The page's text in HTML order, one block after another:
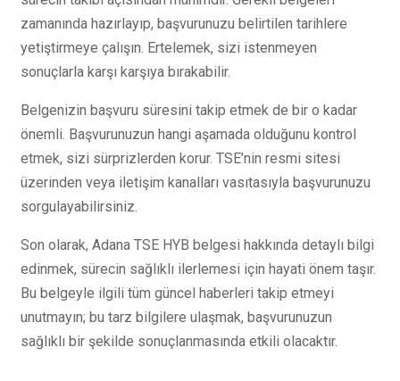
zamanında hazırlayıp, başvurunuzu belirtilen tarihlere
yetiştirmeye çalışın. Ertelemek, sizi istenmeyen
sonuçlarla karşı karşıya bırakabilir.
Belgenizin başvuru süresini takip etmek de bir o kadar
önemli. Başvurunuzun hangi aşamada olduğunu kontrol
etmek, sizi sürprizlerden korur. TSE’nin resmi sitesi
üzerinden veya iletişim kanalları vasıtasıyla başvurunuzu
sorgulayabilirsiniz.
Son olarak, Adana TSE HYB belgesi hakkında detaylı bilgi
edinmek, sürecin sağlıklı ilerlemesi için hayati önem taşır.
Bu belgeyle ilgili tüm güncel haberleri takip etmeyi
unutmayın; bu tarz bilgilere ulaşmak, başvurunuzun
sağlıklı bir şekilde sonuçlanmasında etkili olacaktır.